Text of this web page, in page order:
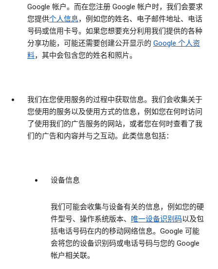
Google 帐户。而在您注册 Google 帐户时，我们会要求
您提供个人信息，例如您的姓名、电子邮件地址、电话
号码或信用卡号。如果您想要充分利用我们提供的各种
分享功能，可能还需要创建公开显示的 Google 个人资
料，其中会包含您的姓名和照片。
我们在您使用服务的过程中获取信息。我们会收集关于
您使用的服务以及使用方式的信息，例如您在何时访问
了使用我们的广告服务的网站，或者您在何时查看了我
们的广告和内容并与之互动。此类信息包括：
设备信息
我们可能会收集与设备有关的信息，例如您的硬
件型号、操作系统版本、 唯一设备识别码以及包
括电话号码在内的移动网络信息。Google 可能
会将您的设备识别码或电话号码与您的 Google
帐户相关联。